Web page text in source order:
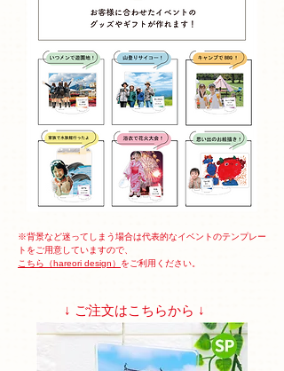
※背景など迷ってしまう場合は代表的なイベントのテンプレー
トをご用意していますので、
こちら（hareori design） をご利用ください。
↓ ご注文はこちらから ↓